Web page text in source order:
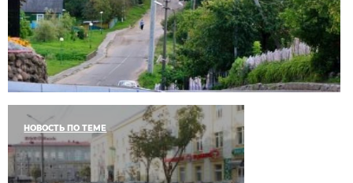
НОВОСТЬ ПО ТЕМЕ